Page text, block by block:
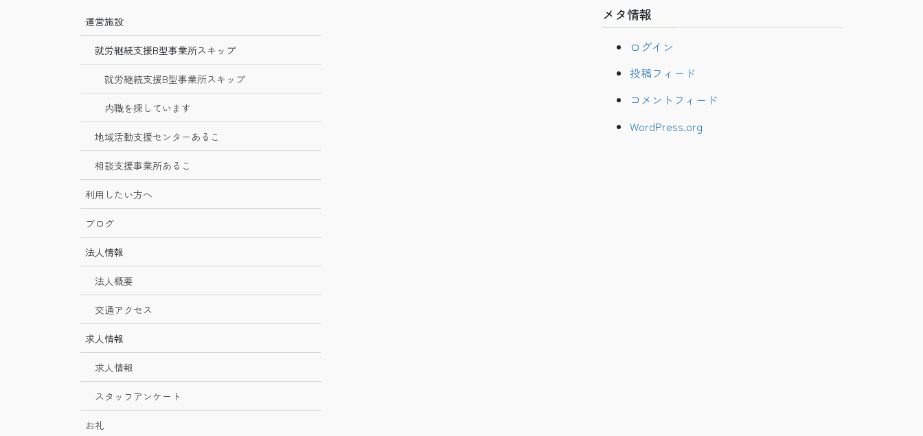
運営施設
就労継続支援B型事業所スキップ
就労継続支援B型事業所スキップ
内職を探しています
地域活動支援センターあるこ
相談支援事業所あるこ
利用したい方へ
ブログ
法人情報
法人概要
交通アクセス
求人情報
求人情報
スタッフアンケート
お礼
メタ情報
ログイン
投稿フィード
コメントフィード
WordPress.org